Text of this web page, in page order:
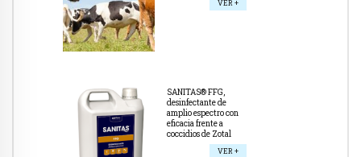
VER +
SANITAS® FFG,
desinfectante de
amplio espectro con
eficacia frente a
coccidios de Zotal
VER +